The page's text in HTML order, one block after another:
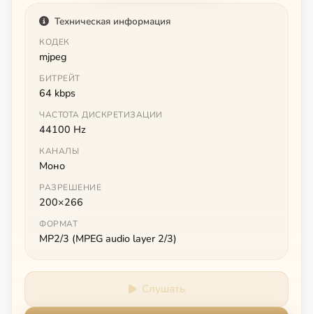
Техническая информация
КОДЕК
mjpeg
БИТРЕЙТ
64 kbps
ЧАСТОТА ДИСКРЕТИЗАЦИИ
44100 Hz
КАНАЛЫ
Моно
РАЗРЕШЕНИЕ
200×266
ФОРМАТ
MP2/3 (MPEG audio layer 2/3)
Слушать